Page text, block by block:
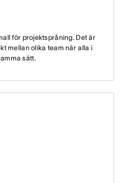
för projektspråning. Det är
mellan olika team när alla i
sätt.